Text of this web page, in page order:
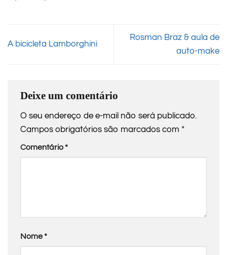
A bicicleta Lamborghini
Rosman Braz & aula de
auto-make
Deixe um comentário
O seu endereço de e-mail não será publicado.
Campos obrigatórios são marcados com *
Comentário*
Nome*